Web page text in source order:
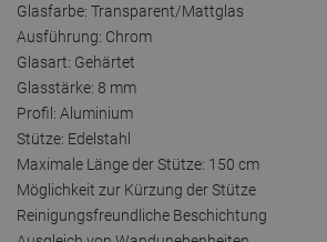
Glasfarbe: Transparent/Mattglas
Ausführung: Chrom
Glasart: Gehärtet
Glasstärke: 8 mm
Profil: Aluminium
Stütze: Edelstahl
Maximale Länge der Stütze: 150 cm
Möglichkeit zur Kürzung der Stütze
Reinigungsfreundliche Beschichtung